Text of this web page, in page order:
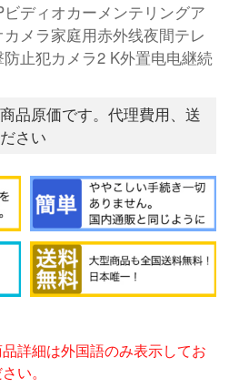
ディオカーメンテリングア
メラ家庭用赤外线夜間テレ
止犯カメラ2 K外置电电継続
品原価です。代理費用、送
さい
詳細は外国語のみ表示してお
い。